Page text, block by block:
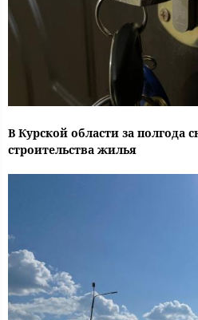
В Курской области за полгода
строительства жилья